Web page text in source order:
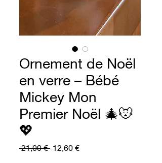
Ornement de Noël
en verre – Bébé
Mickey Mon
Premier Noël 🎄🐭
💖
21,00 € Prezzo
12,60 €Prezzo